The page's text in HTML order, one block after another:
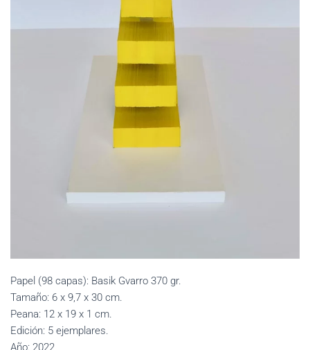
Papel (98 capas): Basik Gvarro 370 gr.
Tamaño: 6 x 9,7 x 30 cm.
Peana: 12 x 19 x 1 cm.
Edición: 5 ejemplares.
Año: 2022